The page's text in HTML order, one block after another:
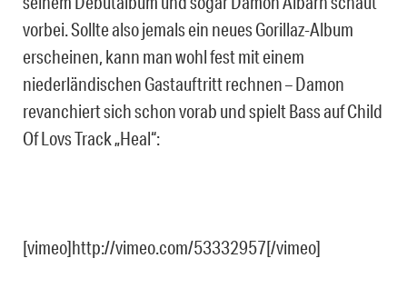
vorbei. Sollte also jemals ein neues Gorillaz-Album
erscheinen, kann man wohl fest mit einem
niederländischen Gastauftritt rechnen – Damon
revanchiert sich schon vorab und spielt Bass auf Child
Of Lovs Track „Heal“:
[vimeo]http://vimeo.com/53332957[/vimeo]